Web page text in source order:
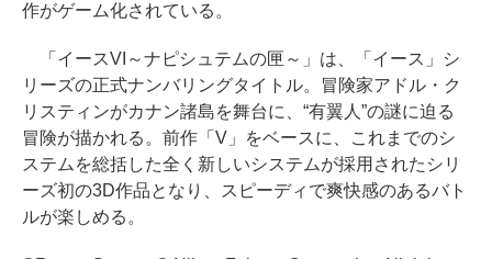
作がゲーム化されている。
「イースVI～ナピシュテムの匣～」は、「イース」シ
リーズの正式ナンバリングタイトル。冒険家アドル・ク
リスティンがカナン諸島を舞台に、“有翼人”の謎に迫る
冒険が描かれる。前作「V」をベースに、これまでのシ
ステムを総括した全く新しいシステムが採用されたシリ
ーズ初の3D作品となり、スピーディで爽快感のあるバト
ルが楽しめる。